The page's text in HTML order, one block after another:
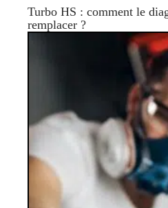
Turbo HS : comment le
remplacer ?